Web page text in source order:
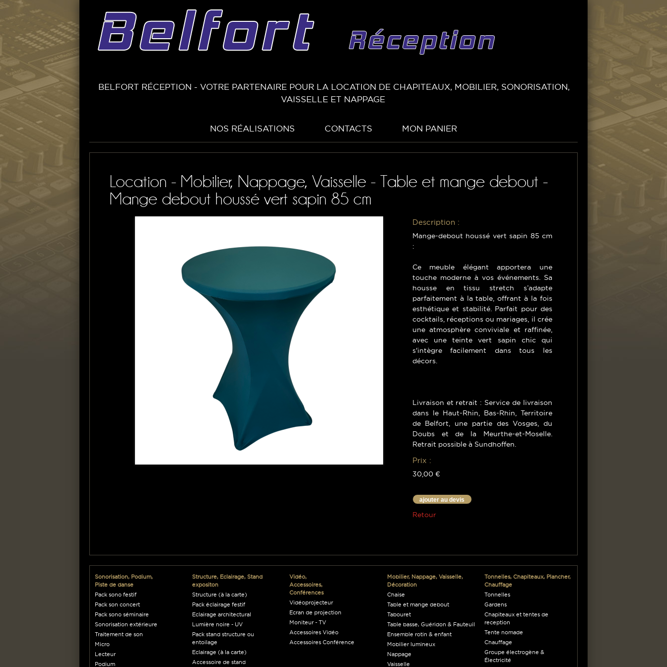
BELFORT RÉCEPTION - VOTRE PARTENAIRE POUR LA LOCATION DE CHAPITEAUX, MOBILIER, SONORISATION,
VAISSELLE ET NAPPAGE
NOS RÉALISATIONS CONTACTS MON PANIER
Location - Mobilier, Nappage, Vaisselle - Table et mange debout -
Mange debout houssé vert sapin 85 cm
Description :
Mange-debout houssé vert sapin 85 cm
:
Ce meuble élégant apportera une
touche moderne à vos événements. Sa
housse en tissu stretch s’adapte
parfaitement à la table, offrant à la fois
esthétique et stabilité. Parfait pour des
cocktails, réceptions ou mariages, il crée
une atmosphère conviviale et raffinée,
avec une teinte vert sapin chic qui
s'intègre facilement dans tous les
décors.
Livraison et retrait : Service de livraison
dans le Haut-Rhin, Bas-Rhin, Territoire
de Belfort, une partie des Vosges, du
Doubs et de la Meurthe-et-Moselle.
Retrait possible à Sundhoffen.
Prix :
30,00 €
ajouter au devis
Retour
Sonorisation, Podium,
Piste de danse
Pack sono festif
Pack son concert
Pack sono séminaire
Sonorisation extérieure
Traitement de son
Micro
Lecteur
Podium
Structure, Eclairage, Stand
expositon
Structure (à la carte)
Pack éclairage festif
Eclairage architectural
Lumière noire - UV
Pack stand structure ou
entoilage
Eclairage (à la carte)
Accessoire de stand
Vidéo,
Accessoires,
Conférences
Vidéoprojecteur
Ecran de projection
Moniteur - TV
Accessoires Vidéo
Accessoires Conférence
Mobilier, Nappage, Vaisselle,
Décoration
Chaise
Table et mange debout
Tabouret
Table basse, Guéridon & Fauteuil
Ensemble rotin & enfant
Mobilier lumineux
Nappage
Vaisselle
Tonnelles, Chapiteaux, Plancher,
Chauffage
Tonnelles
Gardens
Chapiteaux et tentes de
reception
Tente nomade
Chauffage
Groupe électrogène &
Électricité